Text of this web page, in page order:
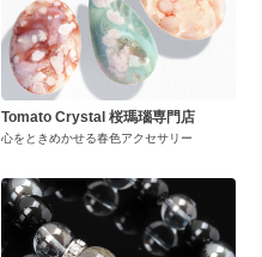
Tomato Crystal 桜瑪瑙専門店
心をときめかせる春色アクセサリー